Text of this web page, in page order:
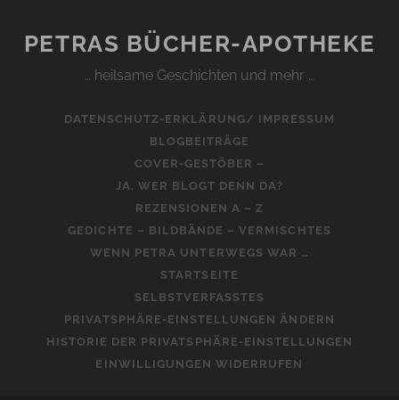
PETRAS BÜCHER-APOTHEKE
… heilsame Geschichten und mehr …
DATENSCHUTZ-ERKLÄRUNG/ IMPRESSUM
BLOGBEITRÄGE
COVER-GESTÖBER –
JA, WER BLOGT DENN DA?
REZENSIONEN A – Z
GEDICHTE – BILDBÄNDE – VERMISCHTES
WENN PETRA UNTERWEGS WAR …
STARTSEITE
SELBSTVERFASSTES
PRIVATSPHÄRE-EINSTELLUNGEN ÄNDERN
HISTORIE DER PRIVATSPHÄRE-EINSTELLUNGEN
EINWILLIGUNGEN WIDERRUFEN